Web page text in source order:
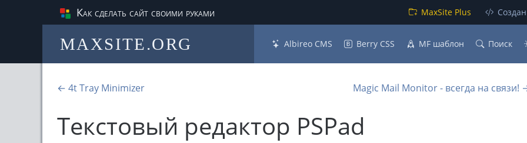
Как сделать сайт своими руками MaxSite Plus
MAXSITE.ORG Albireo CMS Berry CSS MF шаблон Поиск
← 4t Tray Minimizer Magic Mail Monitor - всегда на связи!
Текстовый редактор PSPad